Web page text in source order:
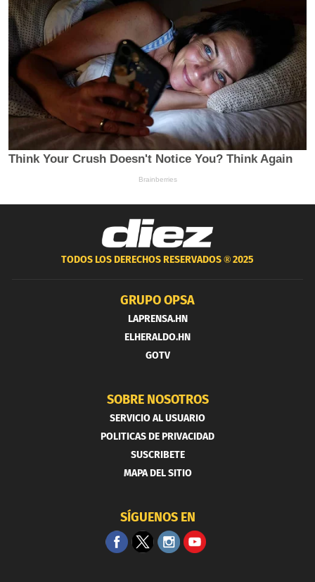
TODOS LOS DERECHOS RESERVADOS ®2025
GRUPO OPSA
LAPRENSA.HN
ELHERALDO.HN
GOTV
SOBRE NOSOTROS
SERVICIO AL USUARIO
POLITICAS DE PRIVACIDAD
SUSCRIBETE
MAPA DEL SITIO
SÍGUENOS EN